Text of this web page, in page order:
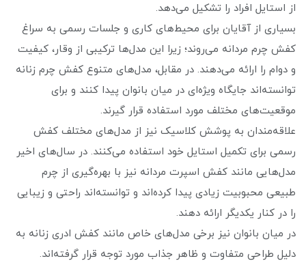
از استایل افراد را تشکیل می‌دهد.
بسیاری از آقایان برای محیط‌های کاری و جلسات رسمی به سراغ
کفش چرم مردانه می‌روند؛ زیرا این مدل‌ها ترکیبی از وقار، کیفیت
و دوام را ارائه می‌دهند. در مقابل، مدل‌های متنوع کفش چرم زنانه
توانسته‌اند جایگاه ویژه‌ای در میان بانوان پیدا کنند و برای
موقعیت‌های مختلف مورد استفاده قرار گیرند.
علاقه‌مندان به پوشش کلاسیک نیز از مدل‌های مختلف کفش
رسمی برای تکمیل استایل خود استفاده می‌کنند. در سال‌های اخیر
مدل‌هایی مانند کفش اسپرت مردانه نیز با بهره‌گیری از چرم
طبیعی محبوبیت زیادی پیدا کرده‌اند و توانسته‌اند راحتی و زیبایی
را در کنار یکدیگر ارائه دهند.
در میان بانوان نیز برخی مدل‌های خاص مانند کفش ادری زنانه به
دلیل طراحی متفاوت و ظاهر جذاب مورد توجه قرار گرفته‌اند.